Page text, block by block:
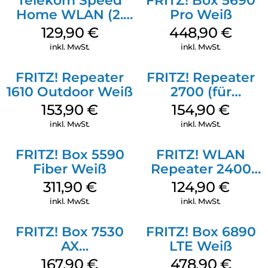
Preisgekrönte Einfachheit:
Von Fachpublikationen gewürdigt und von Anwendern
gelobt, hat das Bedienkonzept der FRITZ!Box nur ein Ziel:
alles so einfach wie möglich zu halten. Eine übersichtliche
helfen dabei.
Home WLAN (2.
Gen) Schwarz
129,90 €
inkl. MwSt.
Pro Weiß
448,90€
inkl. MwSt.
FRITZ! Repeater
1610 Outdoor Weiß
153,90€
inkl. MwSt.
FRITZ! Repeater
2700 (für
Tarifvermarktung)
Weiß
154,90€
inkl. MwSt.
FRITZ! Box 5590
Fiber Weiß
311,90 €
inkl. MwSt.
FRITZ! WLAN
Repeater 2400
Weiß
124,90€
inkl. MwSt.
FRITZ! Box 7530
AX
(Tarifvermarktung)
167,90€
FRITZ! Box 6890
LTE Weiß
478,90 €